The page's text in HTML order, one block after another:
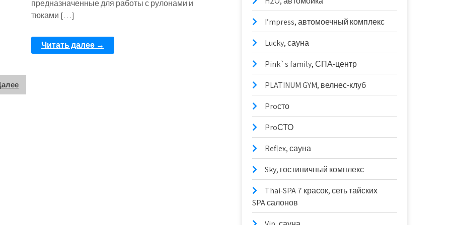
предназначенные для работы с рулонами и
тюками […]
Читать далее →
I’mpress, автомоечный комплекс
Lucky, сауна
Pink`s family, СПА-центр
PLATINUM GYM, велнес-клуб
Proсто
ProСТО
Reflex, сауна
Sky, гостиничный комплекс
Thai-SPA 7 красок, сеть тайских
SPA салонов